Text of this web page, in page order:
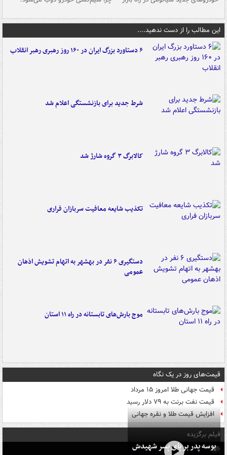
این مطالب را از دست ندهید....
۶ دستاورد بزرگ ایران در ۱۶۰ روز رهبری رهبر انقلاب
شرط جدید برای بازنشستگی اعلام شد
کالابرگ ۳ گروه شارژ شد
تکذیب شایعه معافیت سربازان فراری
دستگیری ۶ نفر در بهشهر به اتهام تشویش اذهان
عمومی
موج بارش‌های تابستانه در راه ۱۱ استان
قیمت‌های روز در یک نگاه
قیمت جهانی طلا امروز ۱۵ مرداد
قیمت نفت برنت به ۷۹ دلار رسید
افزایش قیمت طلا و نقره جهانی
فیلم برگزیده
بوسه‌ پدر بر پای پسر شهیدش